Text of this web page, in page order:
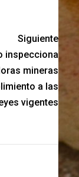
Siguiente
inspecciona
mineras
a las
vigentes